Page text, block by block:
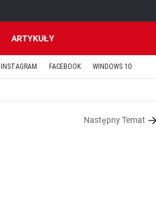
ARTYKUŁY
INSTAGRAM FACEBOOK WINDOWS 10
Następny Temat